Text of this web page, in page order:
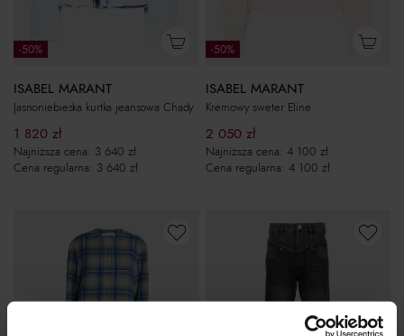
-50%
ISABEL MARANT
Jasnoniebieska kurtka jeansowa Chady
1 820 zł
Najniższa cena: 3 640 zł
Cena regularna: 3 640 zł
-50%
ISABEL MARANT
Kremowy sweter Eline
2 050 zł
Najniższa cena: 4 100 zł
Cena regularna: 4 100 zł